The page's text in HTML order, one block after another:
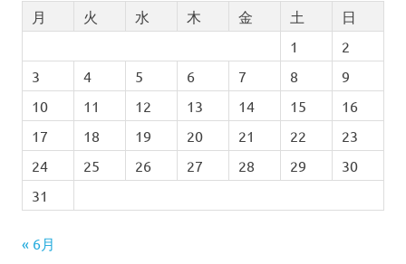
月
火 水 木 金 土
日
1
2
3
4 5 6 7 8
9
10
11 12 13 14 15
16
17
18 19 20 21 22
23
24
25 26 27 28 29
30
31
« 6月